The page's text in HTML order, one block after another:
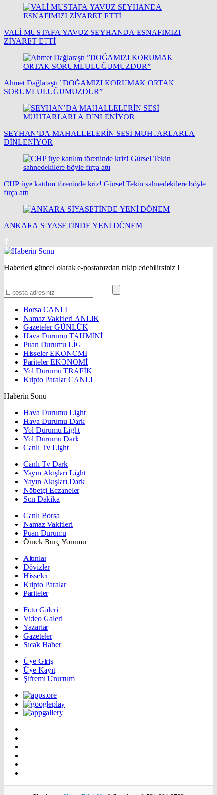
VALİ MUSTAFA YAVUZ SEYHANDA ESNAFIMIZI
ZİYARET ETTİ
Ahmet Dağlaraştı ”DOĞAMIZI KORUMAK ORTAK
SORUMLULUĞUMUZDUR”
SEYHAN’DA MAHALLELERİN SESİ MUHTARLARLA
DİNLENİYOR
CHP üye katılım töreninde kriz! Gürsel Tekin sahnedekilere böyle
fırça attı
ANKARA SİYASETİNDE YENİ DÖNEM
Haberleri güncel olarak e-postanızdan takip edebilirsiniz !
Borsa CANLI
Namaz Vakitleri ANLIK
GazetelerGÜNLÜK
Hava Durumu TAHMİNİ
Puan Durumu LİG
HisselerEKONOMİ
ParitelerEKONOMİ
Yol Durumu TRAFİK
Kripto ParalarCANLI
Haberin Sonu
Hava Durumu Light
Hava Durumu Dark
Yol Durumu Light
Yol Durumu Dark
Canlı Tv Light
Canlı Tv Dark
Yayın Akışları Light
Yayın Akışları Dark
Nöbetçi Eczaneler
Son Dakika
Canlı Borsa
Namaz Vakitleri
Puan Durumu
Örnek Burç Yorumu
Altınlar
Dövizler
Hisseler
Kripto Paralar
Pariteler
Foto Galeri
Video Galeri
Yazarlar
Gazeteler
Sıcak Haber
Üye Giriş
Üye Kayıt
Şifremi Unuttum